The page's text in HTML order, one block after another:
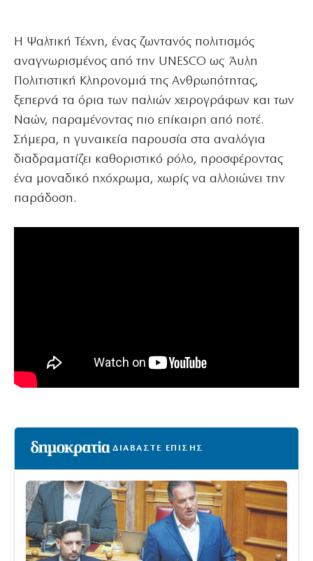
Η Ψαλτική Τέχνη, ένας ζωντανός πολιτισμός
αναγνωρισμένος από την UNESCO ως Άυλη
Πολιτιστική Κληρονομιά της Ανθρωπότητας,
ξεπερνά τα όρια των παλιών χειρογράφων και των
Ναών, παραμένοντας πιο επίκαιρη από ποτέ.
Σήμερα, η γυναικεία παρουσία στα αναλόγια
διαδραματίζει καθοριστικό ρόλο, προσφέροντας
ένα μοναδικό ηχόχρωμα, χωρίς να αλλοιώνει την
παράδοση.
ΔΙΑΒΑΣΤΕ ΕΠΙΣΗΣ